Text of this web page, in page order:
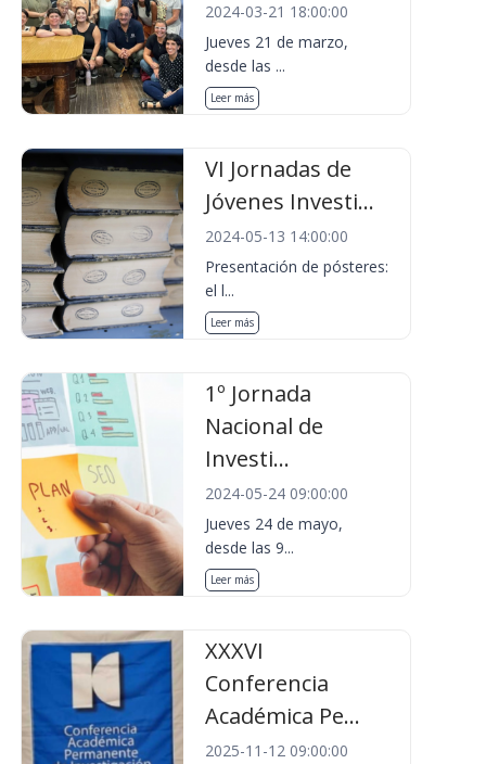
2024-03-21 18:00:00
Jueves 21 de marzo,
desde las ...
Leer más
VI Jornadas de
Jóvenes Investi...
2024-05-13 14:00:00
Presentación de pósteres:
el l...
Leer más
1º Jornada
Nacional de
Investi...
2024-05-24 09:00:00
Jueves 24 de mayo,
desde las 9...
Leer más
XXXVI
Conferencia
Académica Pe...
2025-11-12 09:00:00